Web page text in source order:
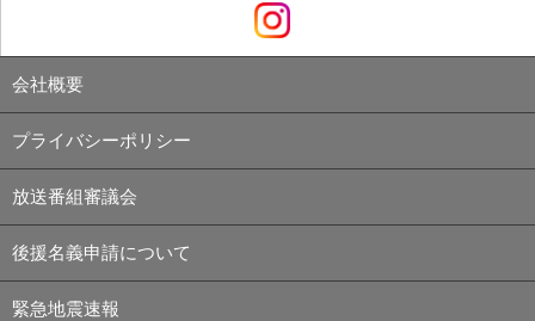
会社概要
プライバシーポリシー
放送番組審議会
後援名義申請について
緊急地震速報